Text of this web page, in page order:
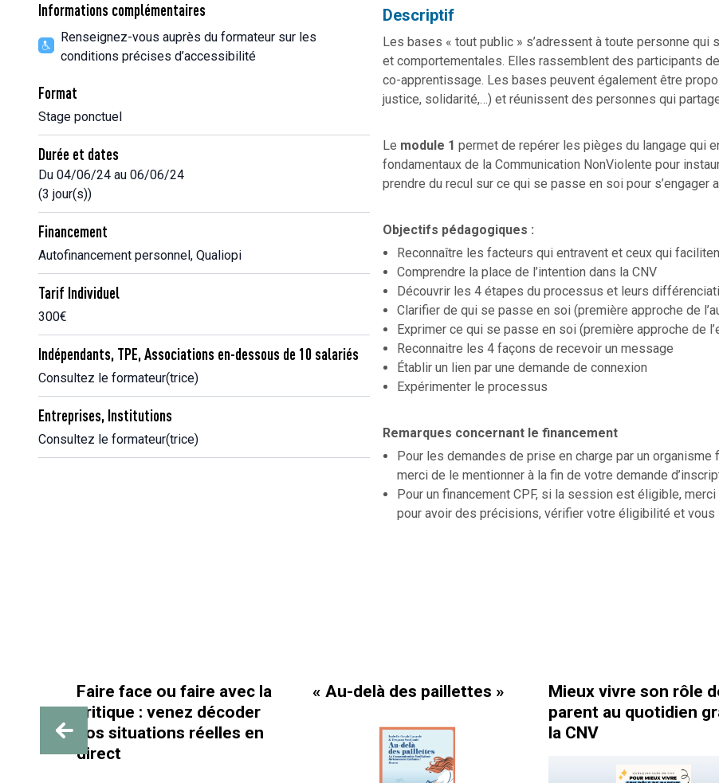
Informations complémentaires
Renseignez-vous auprès du formateur sur les
conditions précises d’accessibilité
Format
Stage ponctuel
Durée et dates
Du 04/06/24 au 06/06/24
(3 jour(s))
Financement
Autofinancement personnel, Qualiopi
Tarif Individuel
300€
Indépendants, TPE, Associations en-dessous de 10 salariés
Consultez le formateur(trice)
Entreprises, Institutions
Consultez le formateur(trice)
Descriptif
Les bases « tout public » s’adressent à toute personne
et comportementales. Elles rassemblent des participants
co-apprentissage. Les bases peuvent également être
justice, solidarité,…) et réunissent des personnes qui
Le module 1 permet de repérer les pièges du langage qui
fondamentaux de la Communication NonViolente pour
prendre du recul sur ce qui se passe en soi pour s’engager
Objectifs pédagogiques :
Reconnaître les facteurs qui entravent et ceux qui
Comprendre la place de l’intention dans la CNV
Découvrir les 4 étapes du processus et leurs
Clarifier de qui se passe en soi (première approche de
Exprimer ce qui se passe en soi (première approche de
Reconnaitre les 4 façons de recevoir un message
Établir un lien par une demande de connexion
Expérimenter le processus
Remarques concernant le financement
Pour les demandes de prise en charge par un organisme
merci de le mentionner à la fin de votre demande
Pour un financement CPF, si la session est éligible,
pour avoir des précisions, vérifier votre éligibilité et vous
face ou faire avec la
: venez décoder
situations réelles en
« Au-delà des paillettes »
Mieux vivre son rôle de
parent au quotidien grâce à